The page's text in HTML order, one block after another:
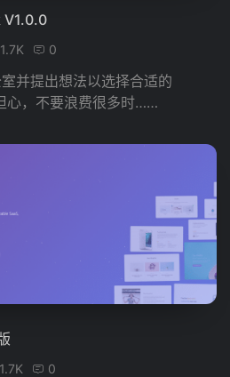
V1.0.0
1.7K 0
并提出想法以选择合适的
心，不要浪费很多时……
1.7K 0